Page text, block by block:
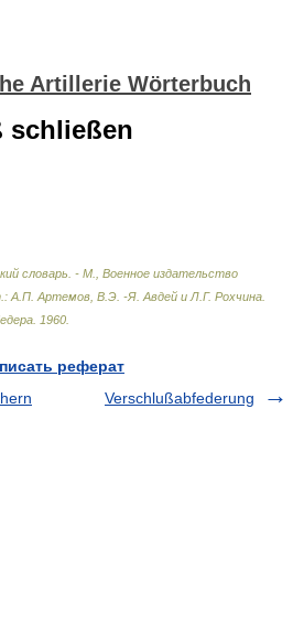
Artillerie Wörterbuch
schließen
словарь. - М., Военное издательство
А.П. Артемов, В.Э. -Я. Авдей и Л.Г. Рохчина.
1960
реферат
Verschlußabfederung